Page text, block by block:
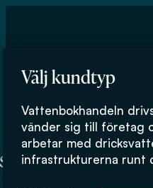
Välj kundtyp
Vattenbokhandeln
vänder sig till företag
arbetar med
infrastrukturerna runt
Mälardalens